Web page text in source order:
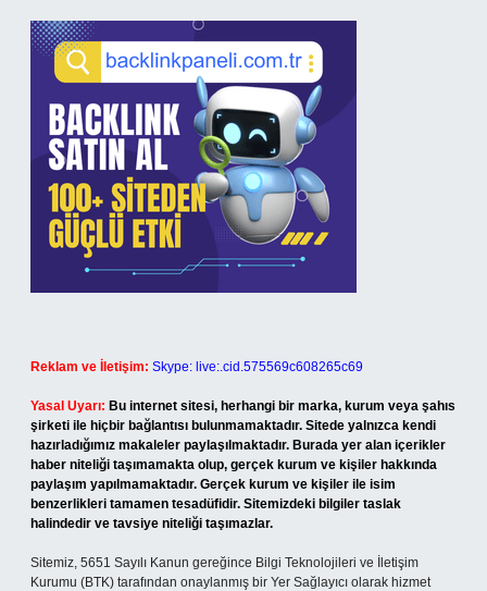
Reklam ve İletişim: Skype: live:.cid.575569c608265c69
Yasal Uyarı: Bu internet sitesi, herhangi bir marka, kurum veya şahıs
şirketi ile hiçbir bağlantısı bulunmamaktadır. Sitede yalnızca kendi
hazırladığımız makaleler paylaşılmaktadır. Burada yer alan içerikler
haber niteliği taşımamakta olup, gerçek kurum ve kişiler hakkında
paylaşım yapılmamaktadır. Gerçek kurum ve kişiler ile isim
benzerlikleri tamamen tesadüfidir. Sitemizdeki bilgiler taslak
halindedir ve tavsiye niteliği taşımazlar.
Sitemiz, 5651 Sayılı Kanun gereğince Bilgi Teknolojileri ve İletişim
Kurumu (BTK) tarafından onaylanmış bir Yer Sağlayıcı olarak hizmet